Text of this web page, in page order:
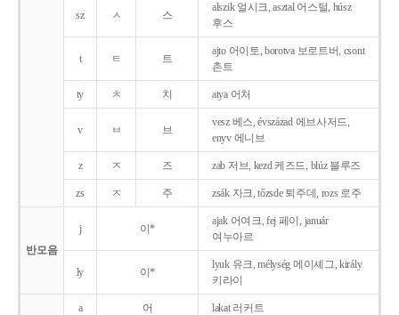
sz ㅅ 스
alszik 얼시크, asztal 어스털, húsz
후스
t ㅌ 트
ajto 어이토, borotva 보로트버, csont
촌트
ty ㅊ 치 atya 어처
v ㅂ 브
vesz 베스, évszázad 에브사저드,
enyv 에니브
z ㅈ 즈 zab 저브, kezd 케즈드, blúz 블루즈
zs ㅈ 주 zsák 자크, tőzsde 퇴주데, rozs 로주
반모음
j 이*
ajak 어여크, fej 페이, január
여누아르
ly 이*
lyuk 유크, mélység 메이셰그, király
키라이
a 어 lakat 러커트